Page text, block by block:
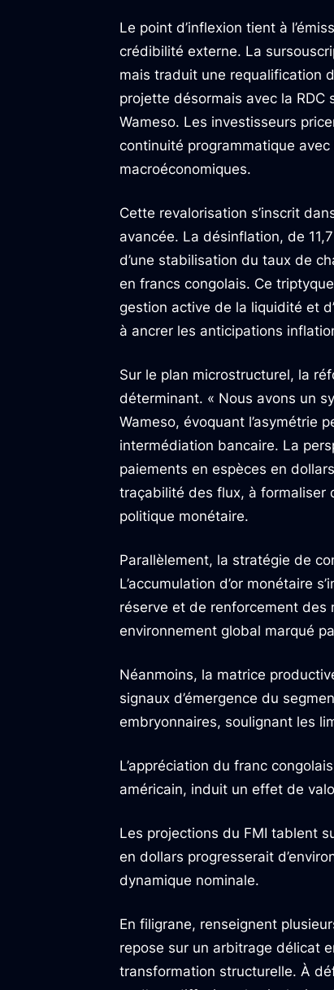
Le point d’inflexion tient à
crédibilité externe. La
mais traduit une requalification
projette désormais avec la RDC
Wameso. Les investisseurs
continuité programmatique
macroéconomiques.
Cette revalorisation s’inscrit
avancée. La désinflation, de
d’une stabilisation du taux de
en francs congolais. Ce
gestion active de la liquidité et
à ancrer les anticipations
Sur le plan microstructurel, la
déterminant. « Nous avons un
Wameso, évoquant l’asymétrie
intermédiation bancaire. La
paiements en espèces en
traçabilité des flux, à formaliser
politique monétaire.
Parallèlement, la stratégie de
L’accumulation d’or monétaire
réserve et de renforcement des
environnement global marqué
Néanmoins, la matrice
signaux d’émergence du
embryonnaires, soulignant les
L’appréciation du franc
américain, induit un effet de
Les projections du FMI tablent
en dollars progresserait
dynamique nominale.
En filigrane, renseignent
repose sur un arbitrage délicat
transformation structurelle. À